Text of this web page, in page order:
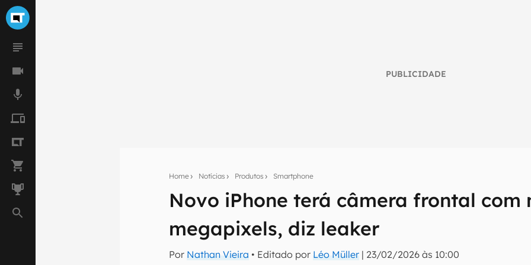
PUBLICIDADE
Home Notícias Produtos Smartphone
Novo iPhone terá câmera frontal com
megapixels, diz leaker
Por Nathan Vieira • Editado por Léo Müller | 23/02/2026 às 10:00
Seu resumo inteligente do mundo tech!
mão.
E-mail